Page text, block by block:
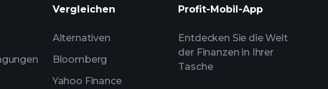
empfohlenen Broker
Vergleichen
Alternativen
Bloomberg
Yahoo Finance
Profit-Mobil-App
Entdecken Sie die Welt
der Finanzen in Ihrer
Tasche